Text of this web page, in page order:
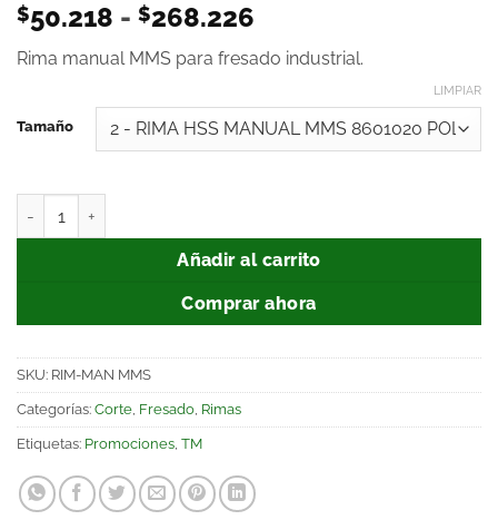
$50.218 - $268.226
Rima manual MMS para fresado industrial.
Tamaño
LIMPIAR
Añadir al carrito
Comprar ahora
SKU: RIM-MAN MMS
Categorías: Corte, Fresado, Rimas
Etiquetas: Promociones, TM